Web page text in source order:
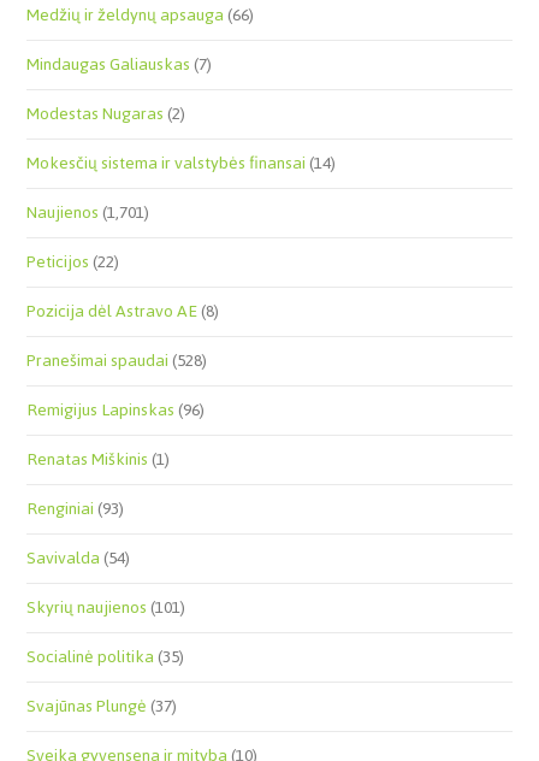
Medžių ir želdynų apsauga(66)
Mindaugas Galiauskas(7)
Modestas Nugaras(2)
Mokesčių sistema ir valstybės finansai(14)
Naujienos(1,701)
Peticijos(22)
Pozicija dėl Astravo AE(8)
Pranešimai spaudai(528)
Remigijus Lapinskas(96)
Renatas Miškinis(1)
Renginiai(93)
Savivalda(54)
Skyrių naujienos(101)
Socialinė politika(35)
Svajūnas Plungė(37)